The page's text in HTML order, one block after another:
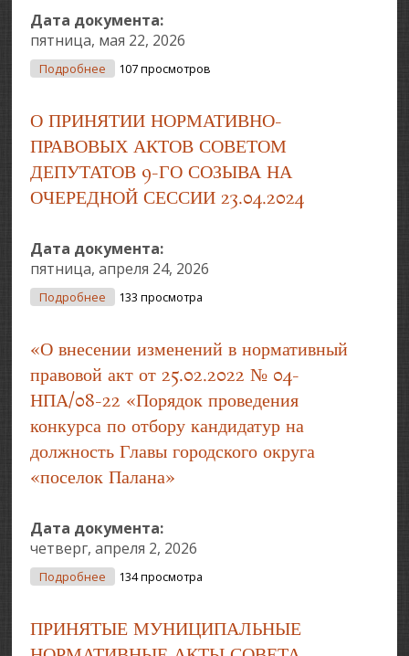
Дата документа:
пятница, мая 22, 2026
Подробнее О О Внесении Изменений В Нормативный
Территории Городского Округа «поселок Палана»
107 просмотров
О ПРИНЯТИИ НОРМАТИВНО-
ПРАВОВЫХ АКТОВ СОВЕТОМ
ДЕПУТАТОВ 9-ГО СОЗЫВА НА
ОЧЕРЕДНОЙ СЕССИИ 23.04.2024
Дата документа:
пятница, апреля 24, 2026
Подробнее О О ПРИНЯТИИ НОРМАТИВНО-ПРАВОВЫХ АКТОВ
133 просмотра
«О внесении изменений в нормативный
правовой акт от 25.02.2022 № 04-
НПА/08-22 «Порядок проведения
конкурса по отбору кандидатур на
должность Главы городского округа
«поселок Палана»
Дата документа:
четверг, апреля 2, 2026
Подробнее О «О Внесении Изменений В Нормативный
Кандидатур На Должность Главы Городского
Округа «поселок Палана»
134 просмотра
ПРИНЯТЫЕ МУНИЦИПАЛЬНЫЕ